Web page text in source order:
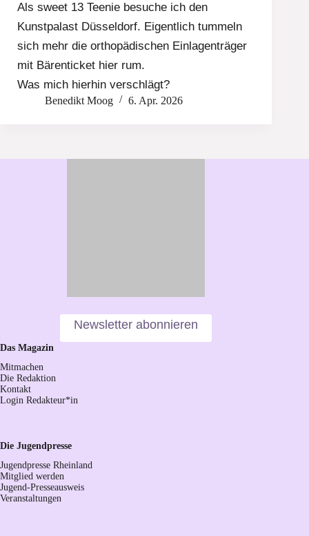
Als sweet 13 Teenie besuche ich den
Kunstpalast Düsseldorf. Eigentlich tummeln
sich mehr die orthopädischen Einlagenträger
mit Bärenticket hier rum.
Was mich hierhin verschlägt?
Benedikt Moog 6. Apr. 2026
Newsletter abonnieren
Das Magazin
Mitmachen
Die Redaktion
Kontakt
Login Redakteur*in
Die Jugendpresse
Jugendpresse Rheinland
Mitglied werden
Jugend-Presseausweis
Veranstaltungen